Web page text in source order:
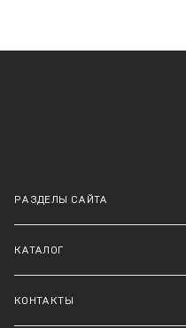
КАТАЛОГ
РАЗДЕЛЫ САЙТА
КОНТАКТЫ